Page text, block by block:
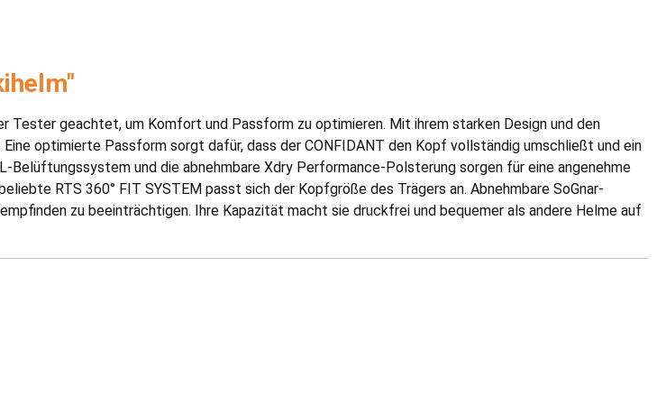
Tester geachtet, um Komfort und Passform zu optimieren. Mit ihrem starken Design und den
optimierte Passform sorgt dafür, dass der CONFIDANT den Kopf vollständig umschließt und ein
und die abnehmbare Xdry Performance-Polsterung sorgen für eine angenehme
RTS 360° FIT SYSTEM passt sich der Kopfgröße des Trägers an. Abnehmbare SoGnar-
zu beeinträchtigen. Ihre Kapazität macht sie druckfrei und bequemer als andere Helme auf